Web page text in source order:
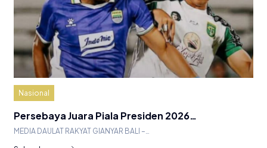
Nasional
Persebaya Juara Piala Presiden 2026…
MEDIA DAULAT RAKYAT GIANYAR BALI –…